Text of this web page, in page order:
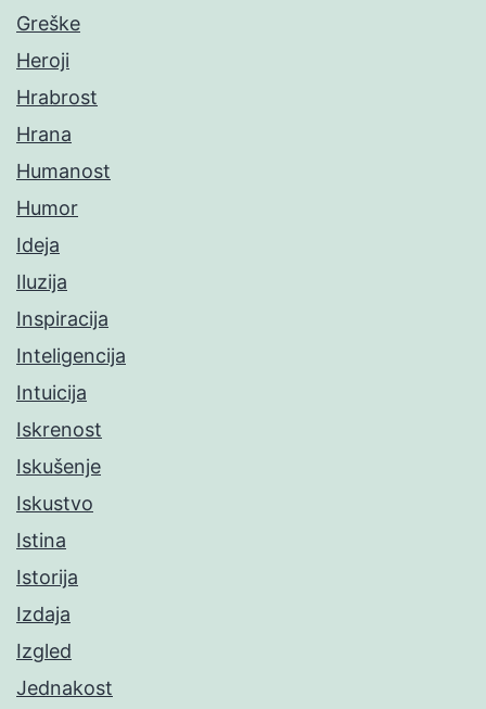
Greške
Heroji
Hrabrost
Hrana
Humanost
Humor
Ideja
Iluzija
Inspiracija
Inteligencija
Intuicija
Iskrenost
Iskušenje
Iskustvo
Istina
Istorija
Izdaja
Izgled
Jednakost